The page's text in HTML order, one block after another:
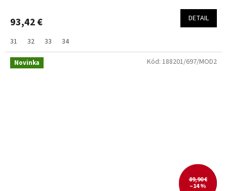
93,42 € DETAIL
31 32 33 34
Novinka
89,90 €
–14 %
Kód: 188201/697/MOD2